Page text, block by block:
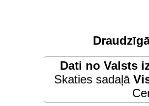
Dati no Valsts
Skaties sadaļā